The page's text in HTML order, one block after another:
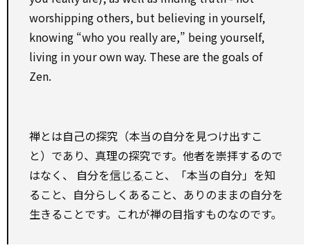
worshipping others, but believing in yourself,
knowing “who you really are,” being yourself,
living in your own way. These are the goals of
Zen.
禅とは自己の探究（本当の自分を見つけ出すこ
と）であり、真理の探究です。他者を崇拝するので
はなく、 自分を信じること、「本当の自分」を知
ること、自分らしくあること、ありのままの自分を
生きることです。これが禅の目指すものなのです。